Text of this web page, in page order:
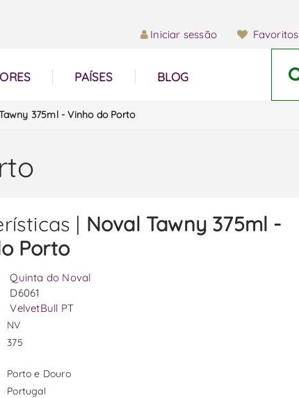
Iniciar sessão Favoritos
PAÍSES BLOG
375ml - Vinho do Porto
| Noval Tawny 375ml -
Porto
Quinta do Noval
D6061
VelvetBull PT
NV
375
Porto e Douro
Portugal